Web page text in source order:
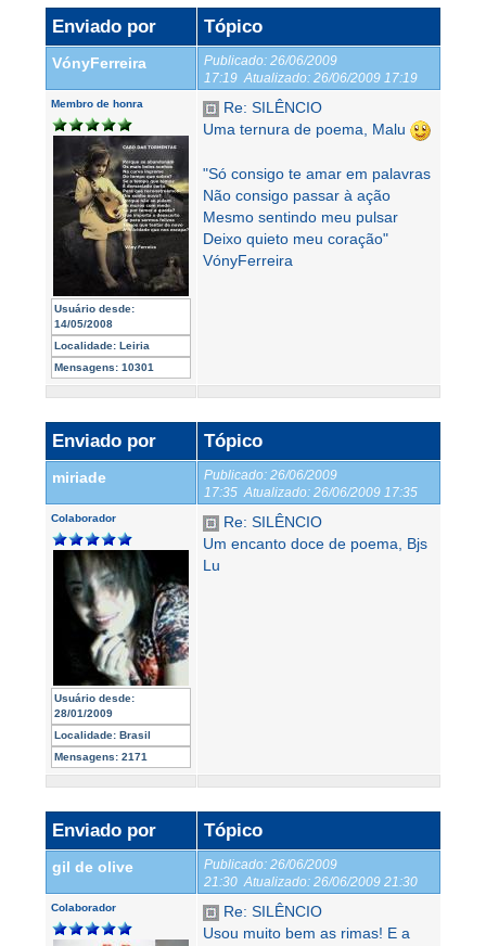
Enviado por Tópico
VónyFerreira Publicado: 26/06/2009
17:19 Atualizado: 26/06/2009 17:19
Membro de honra
Usuário desde:
14/05/2008
Localidade: Leiria
Mensagens: 10301
Re: SILÊNCIO
Uma ternura de poema, Malu
"Só consigo te amar em palavras
Não consigo passar à ação
Mesmo sentindo meu pulsar
Deixo quieto meu coração"
VónyFerreira
Enviado por Tópico
miriade Publicado: 26/06/2009
17:35 Atualizado: 26/06/2009 17:35
Colaborador
Usuário desde:
28/01/2009
Localidade: Brasil
Mensagens: 2171
Re: SILÊNCIO
Um encanto doce de poema, Bjs
Lu
Enviado por Tópico
gil de olive Publicado: 26/06/2009
21:30 Atualizado: 26/06/2009 21:30
Colaborador
Re: SILÊNCIO
Usou muito bem as rimas! E a